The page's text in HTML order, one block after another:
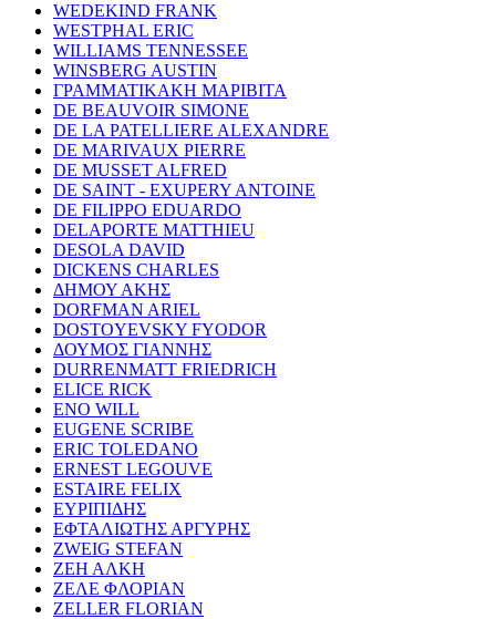
WEDEKIND FRANK
WESTPHAL ERIC
WILLIAMS TENNESSEE
WINSBERG AUSTIN
ΓΡΑΜΜΑΤΙΚΑΚΗ ΜΑΡΙΒΙΤΑ
DE BEAUVOIR SIMONE
DE LA PATELLIERE ALEXANDRE
DE MARIVAUX PIERRE
DE MUSSET ALFRED
DE SAINT - EXUPERY ANTOINE
DE FILIPPO EDUARDO
DELAPORTE MATTHIEU
DESOLA DAVID
DICKENS CHARLES
ΔΗΜΟΥ ΑΚΗΣ
DORFMAN ARIEL
DOSTOYEVSKY FYODOR
ΔΟΥΜΟΣ ΓΙΑΝΝΗΣ
DURRENMATT FRIEDRICH
ELICE RICK
ENO WILL
EUGENE SCRIBE
ERIC TOLEDANO
ERNEST LEGOUVE
ESTAIRE FELIX
ΕΥΡΙΠΙΔΗΣ
ΕΦΤΑΛΙΩΤΗΣ ΑΡΓΥΡΗΣ
ZWEIG STEFAN
ΖΕΗ ΑΛΚΗ
ΖΕΛΕ ΦΛΟΡΙΑΝ
ZELLER FLORIAN